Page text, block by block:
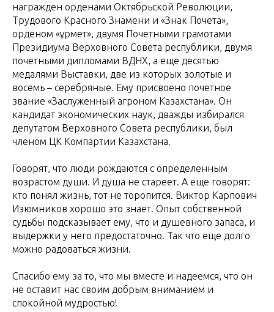
награжден орденами Октябрьской Революции,
Трудового Красного Знамени и «Знак Почета»,
орденом «Құрмет», двумя Почетными грамотами
Президиума Верховного Совета республики, двумя
почетными дипломами ВДНХ, а еще десятью
медалями Выставки, две из которых золотые и
восемь – серебряные. Ему присвоено почетное
звание «Заслуженный агроном Казахстана». Он
кандидат экономических наук, дважды избирался
депутатом Верховного Совета республики, был
членом ЦК Компартии Казахстана.
Говорят, что люди рождаются с определенным
возрастом души. И душа не стареет. А еще говорят:
кто понял жизнь, тот не торопится. Виктор Карпович
Изюмников хорошо это знает. Опыт собственной
судьбы подсказывает ему, что и душевного запаса, и
выдержки у него предостаточно. Так что еще долго
можно радоваться жизни.
Спасибо ему за то, что мы вместе и надеемся, что он
не оставит нас своим добрым вниманием и
спокойной мудростью!